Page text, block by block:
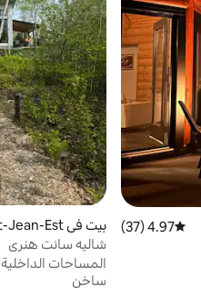
متوسط التقييم 4.97 من 5، 37 مراجعات
4.97 (37)
بيت في Lac-Saint-Jean-Est
شاليه سانت هنري
المساحات الداخلية
ساخن